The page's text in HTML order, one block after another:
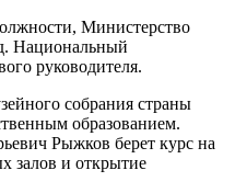
Министерство
Национальный
руководителя.
собрания страны
образованием.
Рыжков берет курс на
залов и открытие